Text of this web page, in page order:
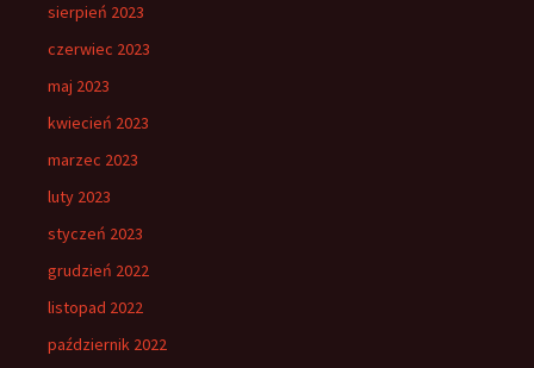
sierpień 2023
czerwiec 2023
maj 2023
kwiecień 2023
marzec 2023
luty 2023
styczeń 2023
grudzień 2022
listopad 2022
październik 2022